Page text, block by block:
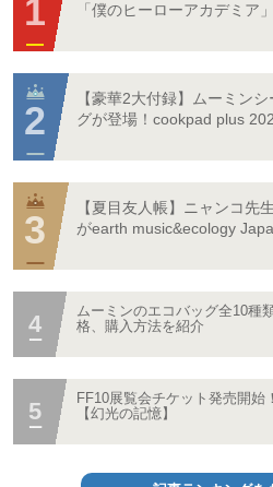
「僕のヒーローアカデミア
【豪華2大付録】ムーミン
グが登場！cookpad plus
【夏目友人帳】ニャンコ先
がearth music&ecology
ムーミンのエコバッグ全10種
格、購入方法を紹介
FF10展覧会チケット発売開始
【幻光の記憶】